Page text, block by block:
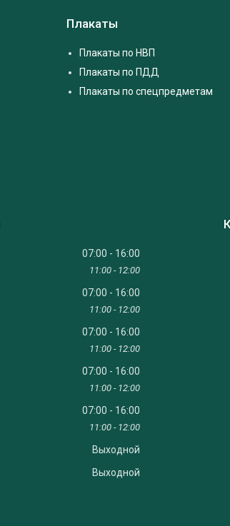
Плакаты
Плакаты по НВП
Плакаты по ПДД
Плакаты по спецпредметам
07:00 16:00
11:00 12:00
07:00 16:00
11:00 12:00
07:00 16:00
11:00 12:00
07:00 16:00
11:00 12:00
07:00 16:00
11:00 12:00
Выходной
Выходной